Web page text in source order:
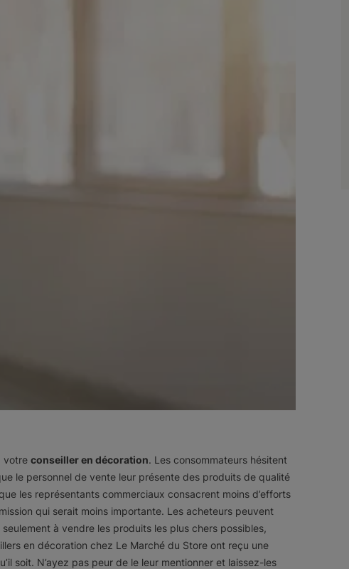
votre conseiller en décoration. Les consommateurs hésitent
le personnel de vente leur présente des produits de qualité
les représentants commerciaux consacrent moins d’efforts
qui serait moins importante. Les acheteurs peuvent
à vendre les produits les plus chers possibles,
en décoration chez Le Marché du Store ont reçu une
soit. N’ayez pas peur de le leur mentionner et laissez-les